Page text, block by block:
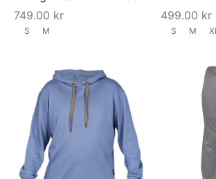
749.00 kr
S M
499.00 kr
S M